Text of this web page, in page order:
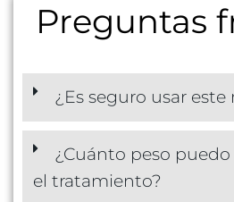
Preguntas
¿Es seguro usar
¿Cuánto peso
el tratamiento?